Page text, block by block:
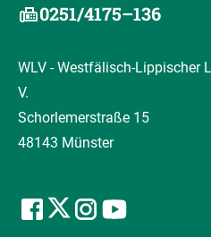
0251/4175–136
WLV - Westfälisch-Lippischer
V.
Schorlemerstraße 15
48143 Münster